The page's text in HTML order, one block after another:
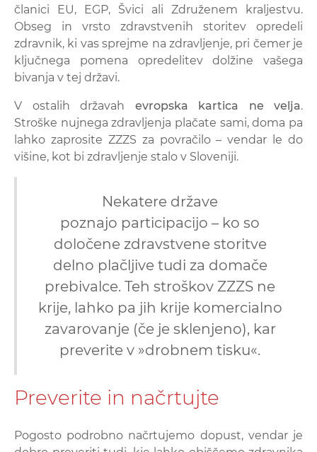
članici EU, EGP, Švici ali Združenem kraljestvu.
Obseg in vrsto zdravstvenih storitev opredeli
zdravnik, ki vas sprejme na zdravljenje, pri čemer je
ključnega pomena opredelitev dolžine vašega
bivanja v tej državi.
V ostalih državah evropska kartica ne velja.
Stroške nujnega zdravljenja plačate sami, doma pa
lahko zaprosite ZZZS za povračilo – vendar le do
višine, kot bi zdravljenje stalo v Sloveniji.
Nekatere države
poznajo participacijo – ko so
določene zdravstvene storitve
delno plačljive tudi za domače
prebivalce. Teh stroškov ZZZS ne
krije, lahko pa jih krije komercialno
zavarovanje (če je sklenjeno), kar
preverite v »drobnem tisku«.
Preverite in načrtujte
Pogosto podrobno načrtujemo dopust, vendar je